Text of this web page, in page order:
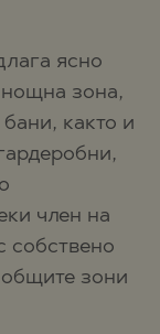
ясно
зона,
както и
член на
собствено
зони